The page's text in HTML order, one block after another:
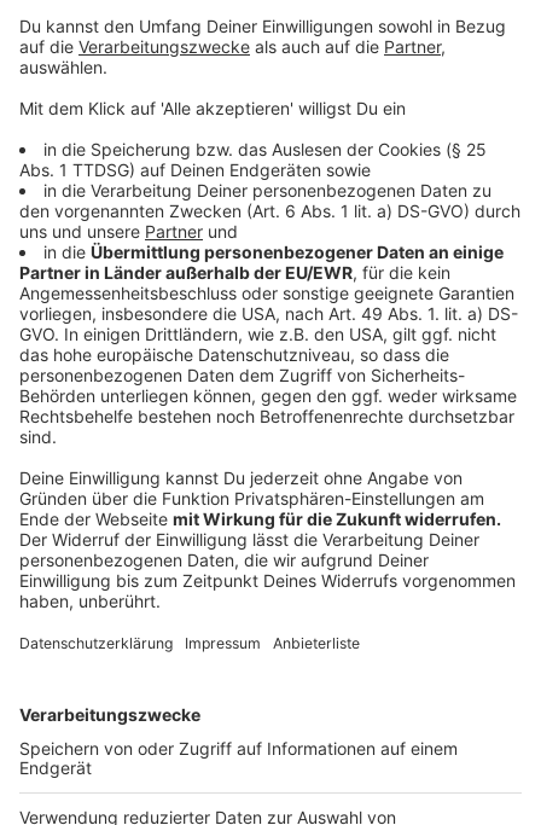
Viele Menschen - vor allem Männer - essen mehr
Fleisch als ihnen gut tut. Wer zuviel rotes Fleisch isst,
hat ein höheres Risiko, an Diabetes,
Herzkreislaufstörungen oder Darmkrebs zu erkranken.
Etwas weniger Fleisch oder der komplette Verzicht
sind also gesund.
Die beliebtesten Kantinen-Gerichte
apetito erstellt regelmäßig ein Ranking über die
Seniorenheimen spielt das Fleisch noch eine größere
Rolle. Hier sind Spaghetti Bolognese und die
Rindsroulade die beliebtesten Speisen. Danach folgen
schon die ersten vegetarischen Gerichte, die immer
weiter nach vorne drängen. Bei den Kindern in den
die Spitze der Beliebtheit geschafft..
Anzeige